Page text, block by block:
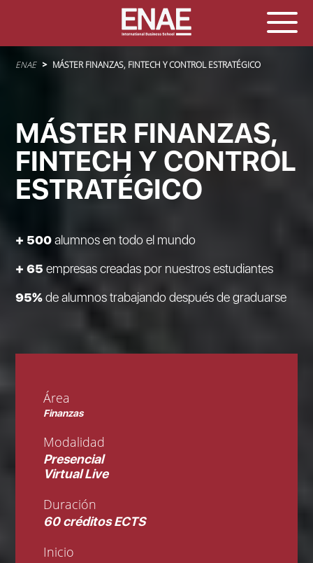
Sobrescribir enlaces de ayuda a la navegación
ENAE MÁSTER FINANZAS, FINTECH Y CONTROL ESTRATÉGICO
MÁSTER FINANZAS,
FINTECH Y CONTROL
ESTRATÉGICO
+ 500alumnos en todo el mundo
+ 65empresas creadas por nuestros estudiantes
95%de alumnos trabajando después de graduarse
Área
Finanzas
Modalidad
Presencial
Virtual Live
Duración
60 créditos ECTS
Inicio